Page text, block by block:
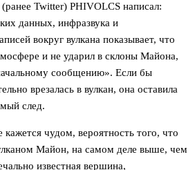
Twitter) PHIVOLCS написал:
данных, инфразвука и
вокруг вулкана показывает, что
и не ударил в склоны Майона,
сообщению». Если бы
врезалась в вулкан, она оставила
след.
кажется чудом, вероятность того, что
Майон, на самом деле выше, чем
известная вершина,